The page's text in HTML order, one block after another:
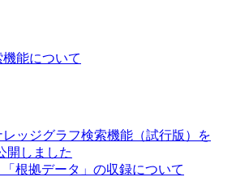
能について
レッジグラフ検索機能（試行版）を
開しました
「根拠データ」の収録について